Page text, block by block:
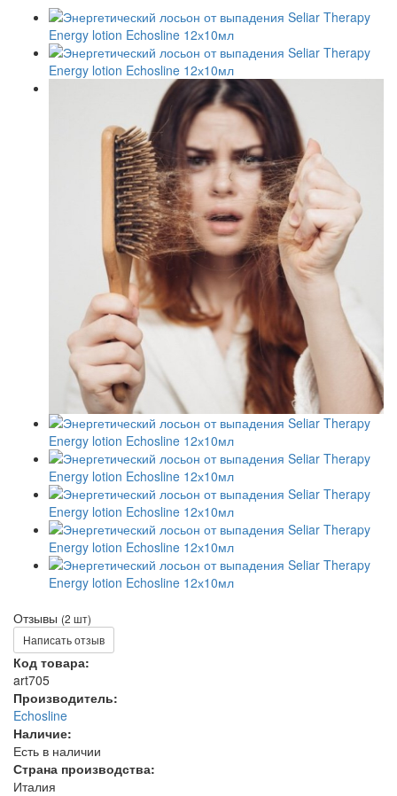
Отзывы (2 шт)
Написать отзыв
Код товара:
art705
Производитель:
Echosline
Наличие:
Есть в наличии
Страна производства:
Италия